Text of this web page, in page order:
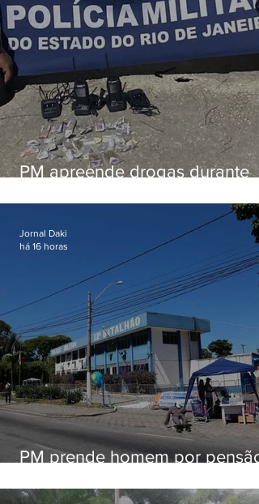
PM apreende drogas durante
PM prende homem por pensão
Jornal Daki
há 16 horas